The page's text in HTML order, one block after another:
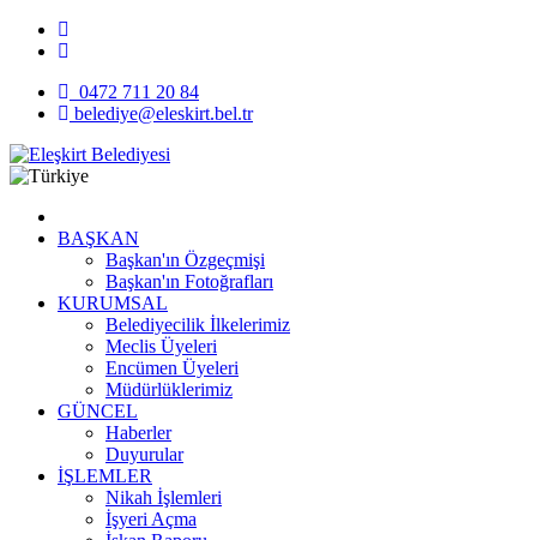
0472 711 20 84
belediye@eleskirt.bel.tr
BAŞKAN
Başkan'ın Özgeçmişi
Başkan'ın Fotoğrafları
KURUMSAL
Belediyecilik İlkelerimiz
Meclis Üyeleri
Encümen Üyeleri
Müdürlüklerimiz
GÜNCEL
Haberler
Duyurular
İŞLEMLER
Nikah İşlemleri
İşyeri Açma